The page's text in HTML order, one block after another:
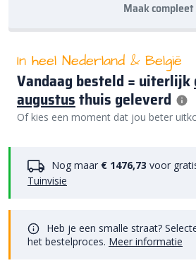
Maak compleet
In heel Nederland & België
Vandaag besteld = uiterlijk
augustusthuis geleverd
Of kies een moment dat jou beter
Nog maar € 1476,73 voor
Tuinvisie
Heb je een smalle straat?
het bestelproces. Meer informatie